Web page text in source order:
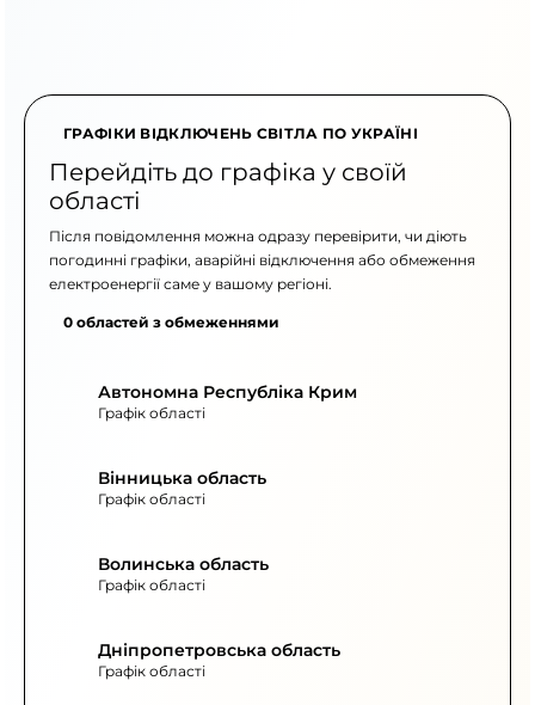
ГРАФІКИ ВІДКЛЮЧЕНЬ СВІТЛА ПО УКРАЇНІ
Перейдіть до графіка у своїй
області
Після повідомлення можна одразу перевірити, чи діють
погодинні графіки, аварійні відключення або обмеження
електроенергії саме у вашому регіоні.
0 областей з обмеженнями
Автономна Республіка Крим
Графік області
Вінницька область
Графік області
Волинська область
Графік області
Дніпропетровська область
Графік області